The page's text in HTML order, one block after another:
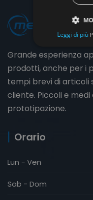
Grande esperienza
prodotti, anche per i
tempi brevi di articoli
cliente. Piccoli e
prototipazione.
Orario
Lun - Ven
Sab - Dom
Leggi di più